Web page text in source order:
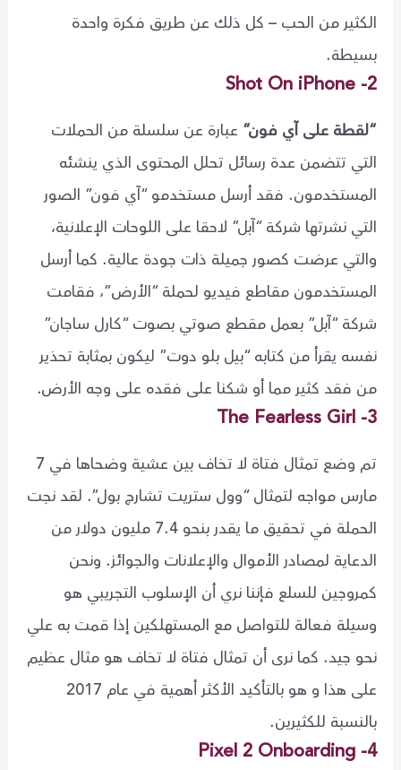
الكثير من الحب – كل ذلك عن طريق فكرة واحدة
بسيطة.
2- Shot On iPhone
“لقطة على آي فون” عبارة عن سلسلة من الحملات
التي تتضمن عدة رسائل تحلل المحتوى الذي ينشئه
المستخدمون. فقد أرسل مستخدمو “آي فون” الصور
التي نشرتها شركة “آبل” لاحقا على اللوحات الإعلانية،
والتي عرضت كصور جميلة ذات جودة عالية. كما أرسل
المستخدمون مقاطع فيديو لحملة “الأرض”، فقامت
شركة “آبل” بعمل مقطع صوتي بصوت “كارل ساجان”
نفسه يقرأ من كتابه “بيل بلو دوت” ليكون بمثابة تحذير
من فقد كثير مما أو شكنا على فقده على وجه الأرض.
3- The Fearless Girl
تم وضع تمثال فتاة لا تخاف بين عشية وضحاها في 7
مارس مواجه لتمثال “وول ستريت تشارج بول”. لقد نجت
الحملة في تحقيق ما يقدر بنحو 7.4 مليون دولار من
الدعاية لمصادر الأموال والإعلانات والجوائز. ونحن
كمروجين للسلع فإننا نري أن اﻹسلوب التجريبي هو
وسيلة فعالة للتواصل مع المستهلكين إذا قمت به علي
نحو جيد. كما نرى أن تمثال فتاة لا تخاف هو مثال عظيم
على هذا و هو بالتأكيد الأكثر أهمية في عام 2017
بالنسبة للكثيرين.
4- Pixel 2 Onboarding